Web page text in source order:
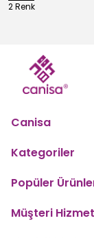
2 Renk
Canisa
Kategoriler
Popüler
Müşteri